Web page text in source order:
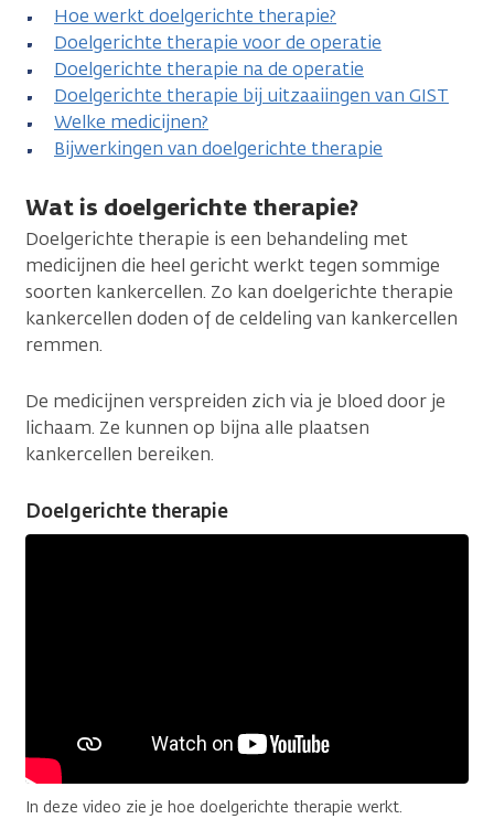
Hoe werkt doelgerichte therapie?
Doelgerichte therapie voor de operatie
Doelgerichte therapie na de operatie
Doelgerichte therapie bij uitzaaiingen van GIST
Welke medicijnen?
Bijwerkingen van doelgerichte therapie
Wat is doelgerichte therapie?
Doelgerichte therapie is een behandeling met
medicijnen die heel gericht werkt tegen sommige
soorten kankercellen. Zo kan doelgerichte therapie
kankercellen doden of de celdeling van kankercellen
remmen.
De medicijnen verspreiden zich via je bloed door je
lichaam. Ze kunnen op bijna alle plaatsen
kankercellen bereiken.
Doelgerichte therapie
In deze video zie je hoe doelgerichte therapie werkt.